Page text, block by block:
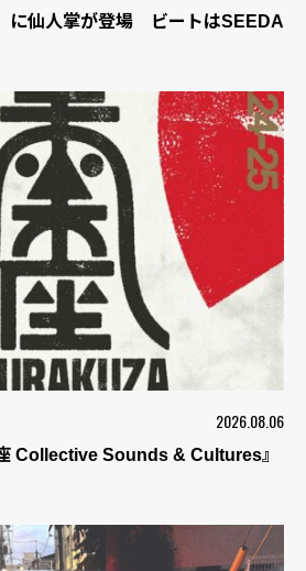
に仙人掌が登場 ビートはSEEDA
2026.08.06
Collective Sounds & Cultures』